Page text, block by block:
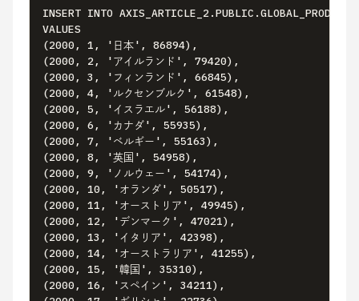
INSERT INTO
VALUES
(2000, 1, '日本', 86894),
(2000, 2, 'アイルランド', 79420),
(2000, 3, 'フィンランド', 66845),
(2000, 4, 'ルクセンブルク', 61548),
(2000, 5, 'イスラエル', 56188),
(2000, 6, 'カナダ', 55935),
(2000, 7, 'ベルギー', 55163),
(2000, 8, '英国', 54958),
(2000, 9, 'ノルウェー', 54174),
(2000, 10, 'オランダ', 50517),
(2000, 11, 'オーストリア', 49945),
(2000, 12, 'デンマーク', 47021),
(2000, 13, 'イタリア', 42398),
(2000, 14, 'オーストラリア', 41255),
(2000, 15, '韓国', 35310),
(2000, 16, 'スペイン', 34211),